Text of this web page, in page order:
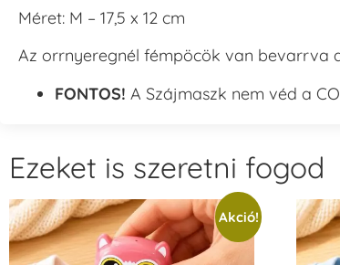
Méret: M – 17,5 x 12 cm
Az orrnyeregnél fémpöcök van bevarrva
FONTOS! A Szájmaszk nem véd a
Ezeket is szeretni fogod
Akció!